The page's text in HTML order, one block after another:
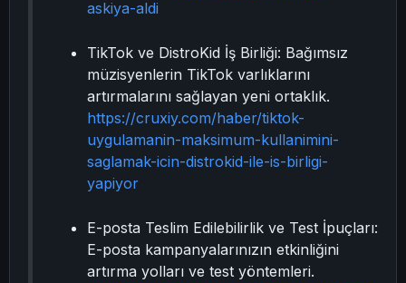
askiya-aldi
TikTok ve DistroKid İş Birliği: Bağımsız
müzisyenlerin TikTok varlıklarını
artırmalarını sağlayan yeni ortaklık.
https://cruxiy.com/haber/tiktok-
uygulamanin-maksimum-kullanimini-
saglamak-icin-distrokid-ile-is-birligi-
yapiyor
E-posta Teslim Edilebilirlik ve Test İpuçları:
E-posta kampanyalarınızın etkinliğini
artırma yolları ve test yöntemleri.